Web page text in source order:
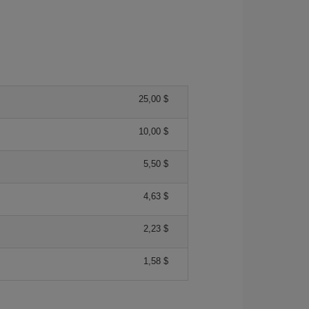
25,00 $
10,00 $
5,50 $
4,63 $
2,23 $
1,58 $